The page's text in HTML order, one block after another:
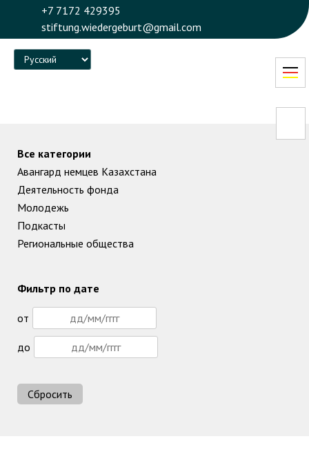
+7 7172 429395
stiftung.wiedergeburt@gmail.com
Language
Все категории
Авангард немцев Казахстана
Деятельность фонда
Молодежь
Подкасты
Региональные общества
Фильтр по дате
от
до
Сбросить